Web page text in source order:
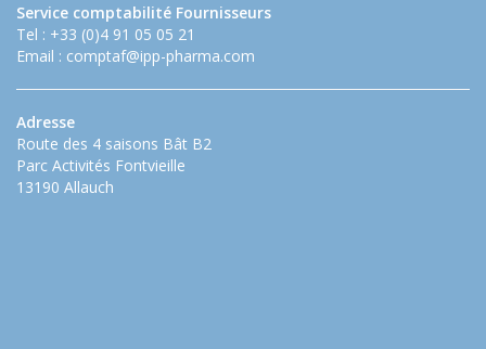
Service comptabilité Fournisseurs
Tel : +33 (0)4 91 05 05 21
Email : comptaf@ipp-pharma.com
Adresse
Route des 4 saisons Bât B2
Parc Activités Fontvieille
13190 Allauch